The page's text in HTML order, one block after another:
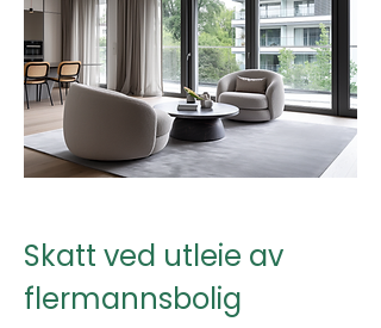
Skatt ved utleie av
flermannsbolig